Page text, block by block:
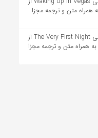
آهنگ انگلیسی The Very First Night از